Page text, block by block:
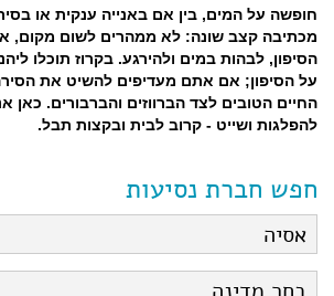
חופשה על המים, בין אם באנייה ענקית או
מכתיבה קצב שונה: לא ממהרים לשום מקום,
הסיפון, לבהות במים ולהירגע. בקרוז תוכלו
על הסיפון; אם אתם מעדיפים להשיט את
החיים הטובים לצד הברווזים והברבורים. כאן
להפלגות ושייט - קרוב לבית ובקצות תבל.
חפש חברת נסיעות